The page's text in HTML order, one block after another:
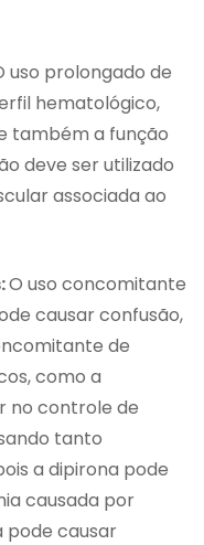
uso prolongado de
hematológico,
também a função
deve ser utilizado
associada ao
O uso concomitante
causar confusão,
de
como a
no controle de
tanto
a dipirona pode
causada por
pode causar